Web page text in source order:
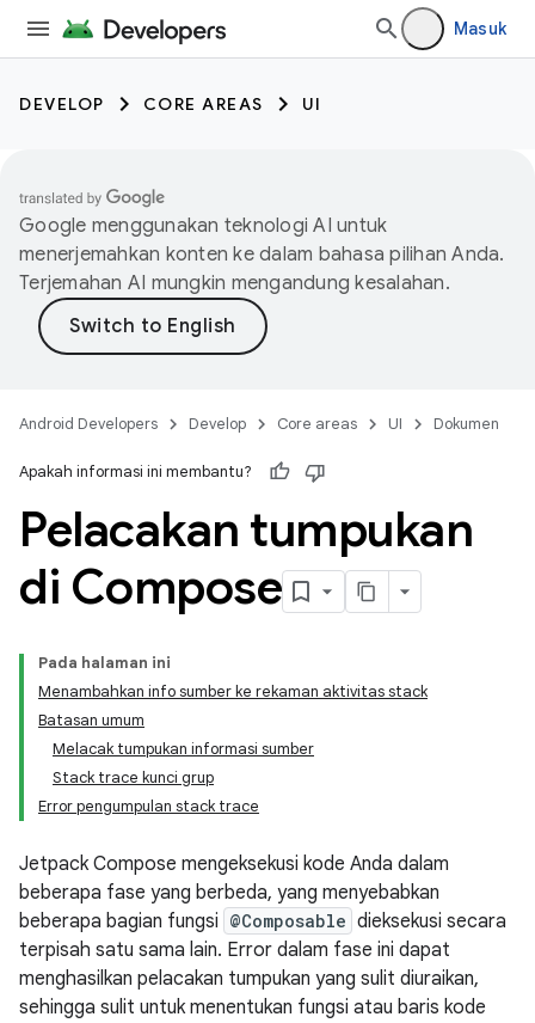
Masuk
DEVELOP CORE AREAS UI
Google menggunakan teknologi AI untuk
menerjemahkan konten ke dalam bahasa pilihan Anda.
Terjemahan AI mungkin mengandung kesalahan.
Android Developers Develop Core areas UI Dokumen
Apakah informasi ini membantu?
Pelacakan tumpukan
di Compose
Pada halaman ini
Menambahkan info sumber ke rekaman aktivitas stack
Batasan umum
Melacak tumpukan informasi sumber
Stack trace kunci grup
Error pengumpulan stack trace
Jetpack Compose mengeksekusi kode Anda dalam
beberapa fase yang berbeda, yang menyebabkan
beberapa bagian fungsi @Composable dieksekusi secara
terpisah satu sama lain. Error dalam fase ini dapat
menghasilkan pelacakan tumpukan yang sulit diuraikan,
sehingga sulit untuk menentukan fungsi atau baris kode